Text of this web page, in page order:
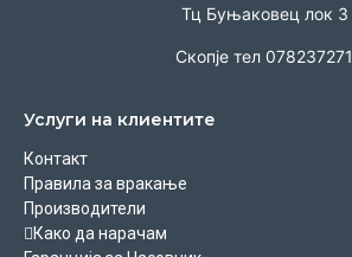
Тц Буњаковец лок 3
Скопје тел 078237271
Услуги на клиентите
Контакт
Правила за вракање
Производители
Како да нарачам